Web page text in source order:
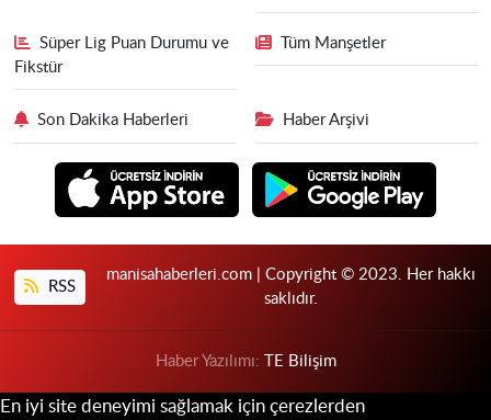
Süper Lig Puan Durumu ve
Fikstür
Tüm Manşetler
Son Dakika Haberleri Haber Arşivi
RSS
manisahaberleri.com | Copyright © 2023. Her hakkı
saklıdır.
Haber Yazılımı: TE Bilişim
En iyi site deneyimi sağlamak için çerezlerden